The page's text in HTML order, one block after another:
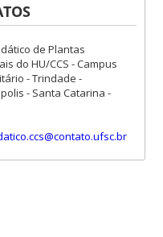
de Plantas
do HU/CCS - Campus
- Trindade -
- Santa Catarina -